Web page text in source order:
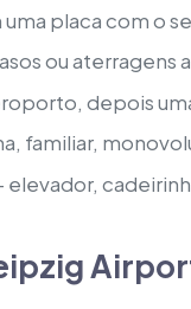
placa com o
ou aterragens
depois
familiar,
elevador,